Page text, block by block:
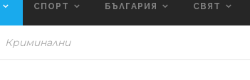
СПОРТ БЪЛГАРИЯ СВЯТ
Криминални